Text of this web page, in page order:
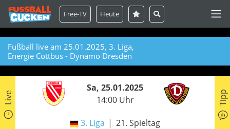
Free-TV Heute
Fußball live am 25.01.2025, 3. Liga,
Energie Cottbus - Dynamo Dresden
Live
Sa, 25.01.2025
14:00 Uhr
3. Liga 21. Spieltag
Tipp